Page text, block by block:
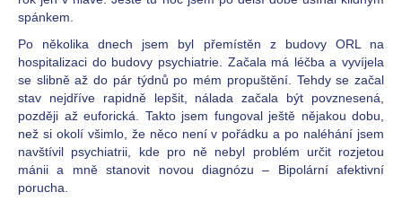
spánkem.
Po několika dnech jsem byl přemístěn z budovy ORL na
hospitalizaci do budovy psychiatrie. Začala má léčba a vyvíjela
se slibně až do pár týdnů po mém propuštění. Tehdy se začal
stav nejdříve rapidně lepšit, nálada začala být povznesená,
později až euforická. Takto jsem fungoval ještě nějakou dobu,
než si okolí všimlo, že něco není v pořádku a po naléhání jsem
navštívil psychiatrii, kde pro ně nebyl problém určit rozjetou
mánii a mně stanovit novou diagnózu – Bipolární afektivní
porucha.
t
e
n
a
j
í
t
?